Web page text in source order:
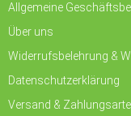
Allgemeine
Über uns
Widerrufsbelehrung &
Datenschutzerklärung
Versand &